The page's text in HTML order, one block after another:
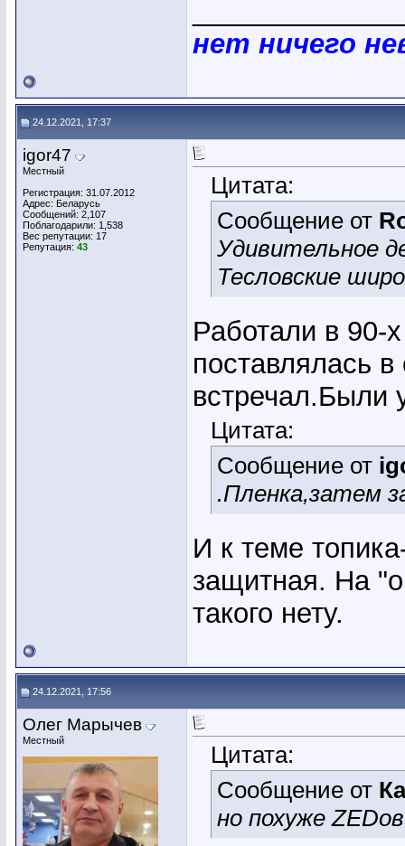
нет ничего
24.12.2021, 17:37
igor47
Местный
Регистрация: 31.07.2012
Адрес: Беларусь
Сообщений: 2,107
Поблагодарили: 1,538
Вес репутации: 17
Репутация: 43
Цитата:
Сообщение от
Удивительное
Тесловские
Работали в 90-
поставлялась
встречал.Были
Цитата:
Сообщение от
.Пленка,затем
И к теме
защитная. На
такого нету.
24.12.2021, 17:56
Олег Марычев
Местный
Цитата:
Сообщение от
но похуже ZEDов